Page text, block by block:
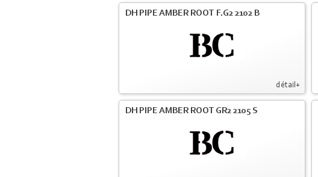
détail+
DH PIPE AMBER ROOT F.G2 2102 B
DH PIPE AMBER ROOT GR2 2105 S